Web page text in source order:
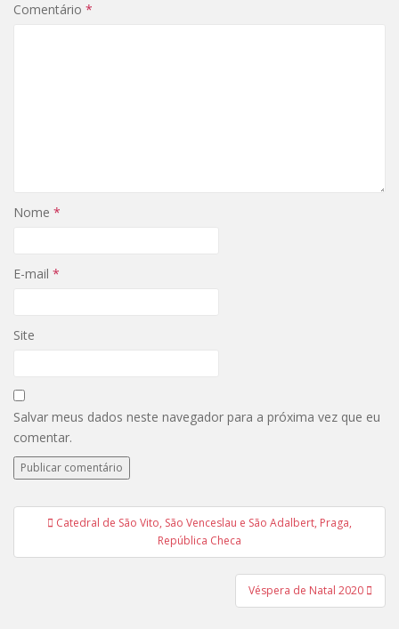
Comentário *
Nome *
E-mail *
Site
Salvar meus dados neste navegador para a próxima vez que eu
comentar.
Navegação
Post
Catedral de São Vito, São Venceslau e São Adalbert, Praga,
República Checa
Véspera de Natal 2020